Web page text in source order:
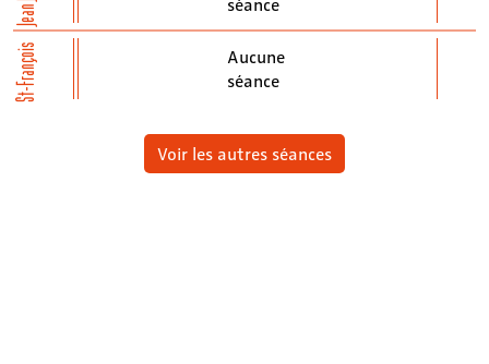
St-François
Aucune
séance
Voir les autres séances